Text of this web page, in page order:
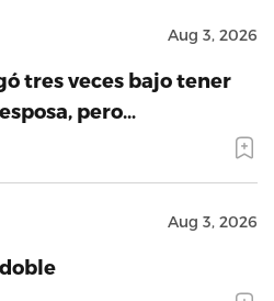
Aug 3, 2026
tres veces bajo tener
pero…
Aug 3, 2026